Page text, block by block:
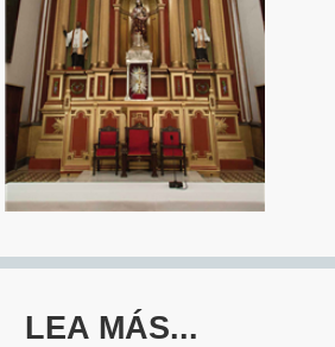
LEA MÁS...